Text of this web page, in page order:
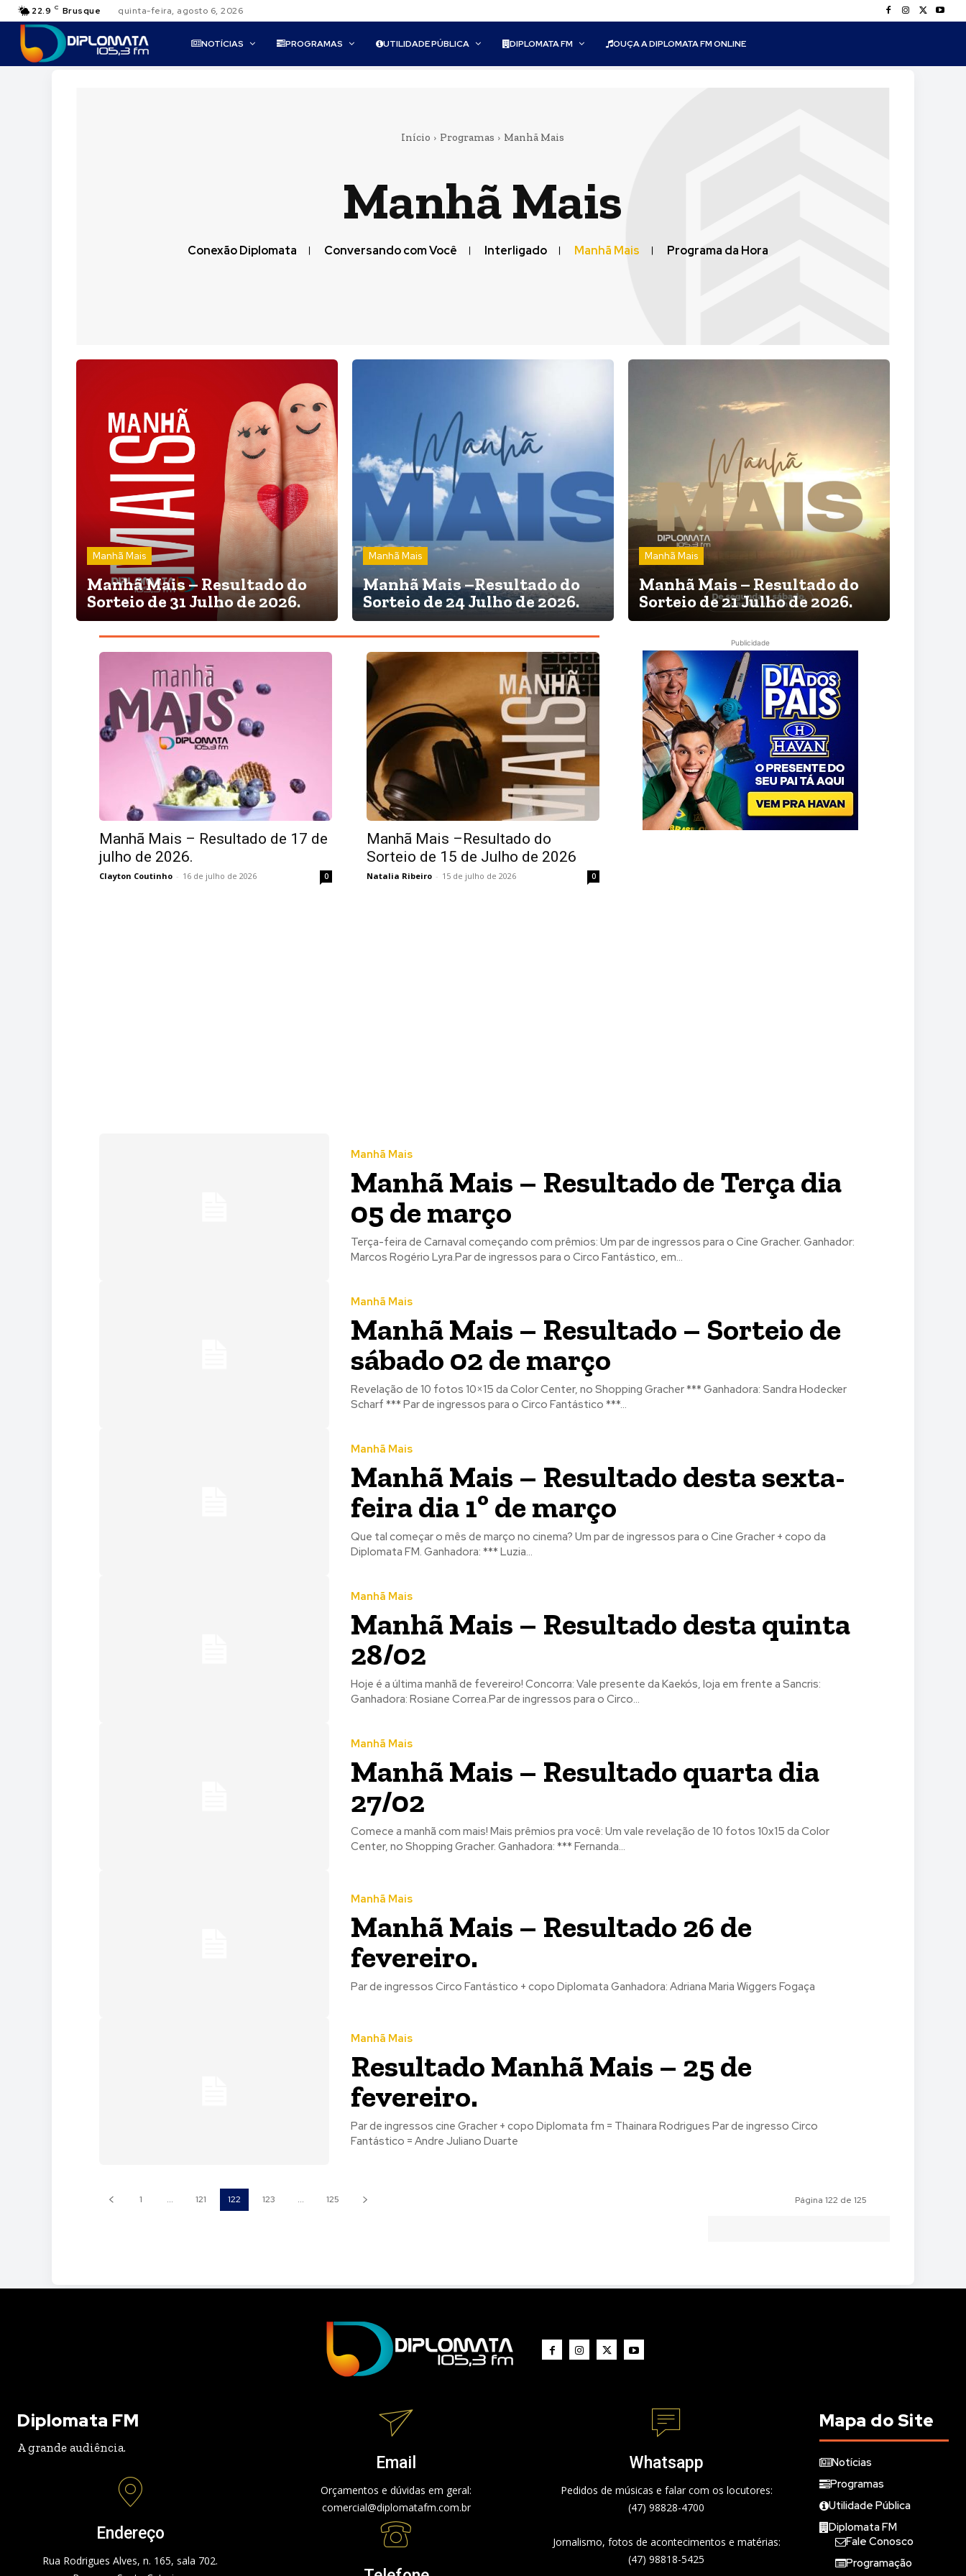
22.9 C Brusque quinta-feira, agosto 6, 2026
NOTÍCIAS PROGRAMAS UTILIDADE PÚBLICA DIPLOMATA FM OUÇA A DIPLOMATA FM ONLINE
Início Programas Manhã Mais
Manhã Mais
Conexão Diplomata Conversando com Você Interligado Manhã Mais Programa da Hora
Manhã Mais
Manhã Mais – Resultado do
Sorteio de 31 Julho de 2026.
Manhã Mais
Manhã Mais –Resultado do
Sorteio de 24 Julho de 2026.
Manhã Mais
Manhã Mais – Resultado do
Sorteio de 21 Julho de 2026.
Manhã Mais – Resultado de 17 de
julho de 2026.
Clayton Coutinho - 16 de julho de 2026 0
Manhã Mais –Resultado do
Sorteio de 15 de Julho de 2026
Natalia Ribeiro - 15 de julho de 2026 0
Publicidade
Manhã Mais
Manhã Mais – Resultado de Terça dia
05 de março
Terça-feira de Carnaval começando com prêmios: Um par de ingressos para o Cine Gracher. Ganhador:
Marcos Rogério Lyra.Par de ingressos para o Circo Fantástico, em...
Manhã Mais
Manhã Mais – Resultado – Sorteio de
sábado 02 de março
Revelação de 10 fotos 10×15 da Color Center, no Shopping Gracher *** Ganhadora: Sandra Hodecker
Scharf *** Par de ingressos para o Circo Fantástico ***...
Manhã Mais
Manhã Mais – Resultado desta sexta-
feira dia 1º de março
Que tal começar o mês de março no cinema? Um par de ingressos para o Cine Gracher + copo da
Diplomata FM. Ganhadora: *** Luzia...
Manhã Mais
Manhã Mais – Resultado desta quinta
28/02
Hoje é a última manhã de fevereiro! Concorra: Vale presente da Kaekós, loja em frente a Sancris:
Ganhadora: Rosiane Correa.Par de ingressos para o Circo...
Manhã Mais
Manhã Mais – Resultado quarta dia
27/02
Comece a manhã com mais! Mais prêmios pra você: Um vale revelação de 10 fotos 10x15 da Color
Center, no Shopping Gracher. Ganhadora: *** Fernanda...
Manhã Mais
Manhã Mais – Resultado 26 de
fevereiro.
Par de ingressos Circo Fantástico + copo Diplomata Ganhadora: Adriana Maria Wiggers Fogaça
Manhã Mais
Resultado Manhã Mais – 25 de
fevereiro.
Par de ingressos cine Gracher + copo Diplomata fm = Thainara Rodrigues Par de ingresso Circo
Fantástico = Andre Juliano Duarte
1 ... 121 122 123 ... 125 Página 122 de 125
Diplomata FM
A grande audiência.
Endereço
Rua Rodrigues Alves, n. 165, sala 702.
Email
Orçamentos e dúvidas em geral:
comercial@diplomatafm.com.br
Whatsapp
Pedidos de músicas e falar com os locutores:
(47) 98828-4700
Jornalismo, fotos de acontecimentos e matérias:
(47) 98818-5425
Mapa do Site
Notícias
Programas
Utilidade Pública
Diplomata FM
Fale Conosco
Programação